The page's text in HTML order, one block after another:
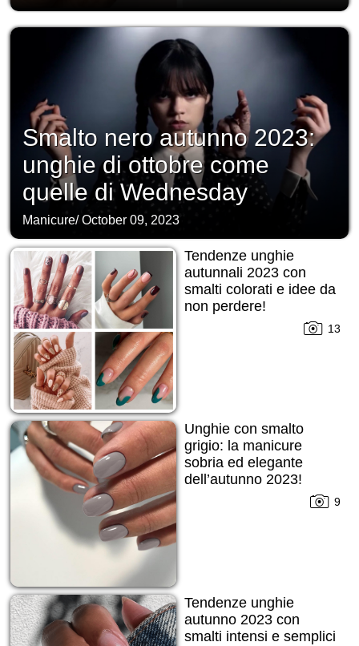
Smalto nero autunno 2023:
unghie di ottobre come
quelle di Wednesday
Manicure/October 09, 2023
Tendenze unghie
autunnali 2023 con
smalti colorati e idee da
non perdere!
13
Unghie con smalto
grigio: la manicure
sobria ed elegante
dell’autunno 2023!
9
Tendenze unghie
autunno 2023 con
smalti intensi e semplici